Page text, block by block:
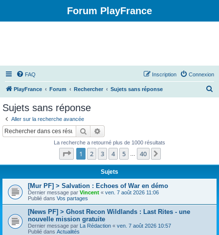
Forum PlayFrance
FAQ Connexion
Inscription
PlayFrance Forum Rechercher Sujets sans réponse
Sujets sans réponse
Aller sur la recherche avancée
Rechercher
La recherche a retourné plus de 1000 résultats
Page 1sur40
1 2 3 4 5 40
Sujets
[Mur PF] > Salvation : Echoes of War en démo
Dernier message par Vincent « ven. 7 août 2026 11:06
Publié dans Vos partages
[News PF] > Ghost Recon Wildlands : Last Rites - une
nouvelle mission gratuite
Dernier message par La Rédaction « ven. 7 août 2026 10:57
Publié dans Actualités